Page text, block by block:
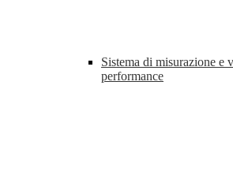
Sistema di misurazione e
performance